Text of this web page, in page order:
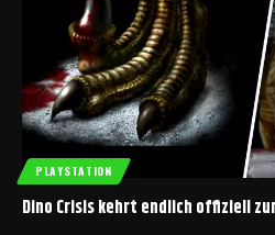
PLAYSTATION
Dino Crisis kehrt endlich offiziell